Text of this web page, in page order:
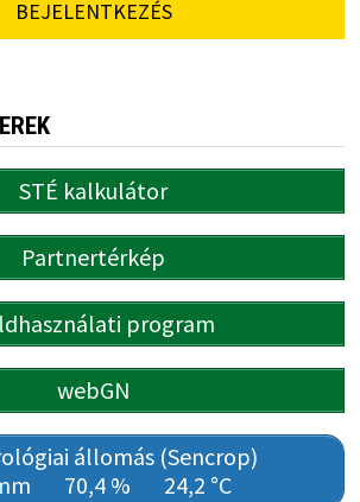
BEJELENTKEZÉS
STÉ kalkulátor
Partnertérkép
program
webGN
állomás (Sencrop)
70,4 % 24,2 °C